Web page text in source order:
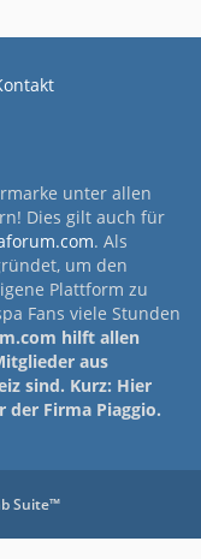
unter allen
Dies gilt auch für
. Als
um den
Plattform zu
Fans viele Stunden
hilft allen
aus
sind. Kurz: Hier
der Firma Piaggio.
Suite™